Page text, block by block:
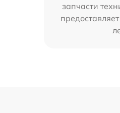
запчасти